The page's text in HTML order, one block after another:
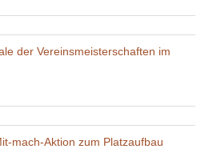
der Vereinsmeisterschaften im
mach-Aktion zum Platzaufbau